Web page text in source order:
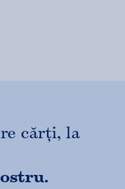
cărți, la